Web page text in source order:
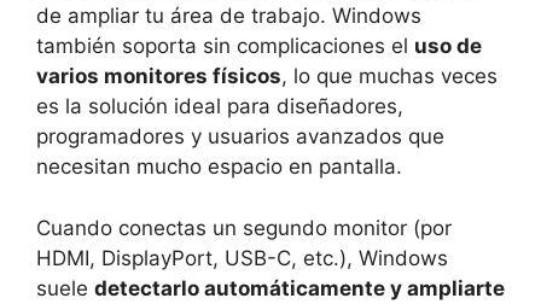
de ampliar tu área de trabajo. Windows
también soporta sin complicaciones el uso de
varios monitores físicos, lo que muchas veces
es la solución ideal para diseñadores,
programadores y usuarios avanzados que
necesitan mucho espacio en pantalla.
Cuando conectas un segundo monitor (por
HDMI, DisplayPort, USB-C, etc.), Windows
suele detectarlo automáticamente y ampliarte